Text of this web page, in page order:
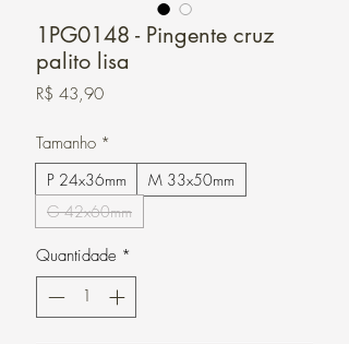
1PG0148 - Pingente cruz
palito lisa
R$ 43,90Preço
Tamanho *
P 24x36mm
M 33x50mm
G 42x60mm
Quantidade *